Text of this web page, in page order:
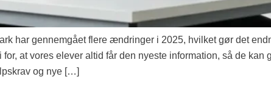
har gennemgået flere ændringer i 2025, hvilket gør det
at vores elever altid får den nyeste information, så de
og nye […]